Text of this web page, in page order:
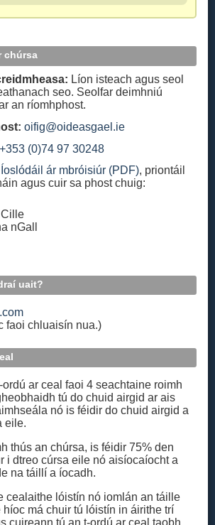
chúrsa
Líon isteach agus seol
seo. Seolfar deimhniú
an ríomhphost.
oifig@oideasgael.ie
+353 (0)74 97 30248
Íoslódáil ár mbróisiúr (PDF), priontáil
agus cuir sa phost chuig:
nGall
uait?
faoi chluaisín nua.)
ordú ar ceal faoi 4 seachtaine roimh
tú do chuid airgid ar ais
nó is féidir do chuid airgid a
eile.
thús an chúrsa, is féidir 75% den
i dtreo cúrsa eile nó aisíocaíocht a
na táillí a íocadh.
cealaithe lóistín nó iomlán an táille
híoc má chuir tú lóistín in áirithe trí